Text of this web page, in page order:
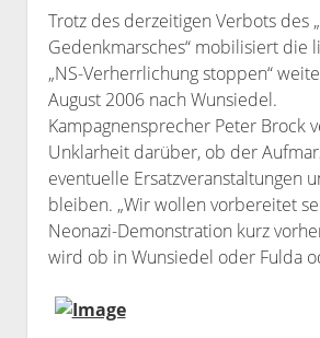
Bibliothek
Kontakt & PGP-Key
Trotz des derzeitigen Verbots des
Gedenkmarsches“ mobilisiert die
„NS-Verherrlichung stoppen“
August 2006 nach Wunsiedel.
Kampagnensprecher Peter Brock
Unklarheit darüber, ob der
eventuelle Ersatzveranstaltungen
bleiben. „Wir wollen vorbereitet
Neonazi-Demonstration kurz
wird ob in Wunsiedel oder Fulda